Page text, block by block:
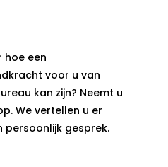
hoe een
voor u van
kan zijn? Neemt u
We vertellen u er
persoonlijk gesprek.